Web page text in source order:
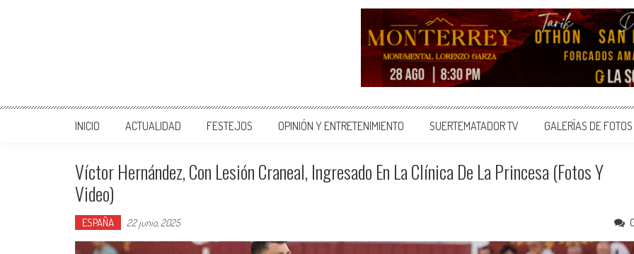
INICIO ACTUALIDAD FESTEJOS OPINIÓN Y ENTRETENIMIENTO SUERTEMATADOR TV GALERÍAS DE FOTOS
Víctor Hernández, Con Lesión Craneal, Ingresado En La Clínica De La Princesa (Fotos Y
Video)
ESPAÑA 22 junio, 2025